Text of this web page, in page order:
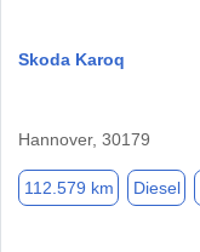
Skoda Karoq
Hannover, 30179
112.579 km Diesel